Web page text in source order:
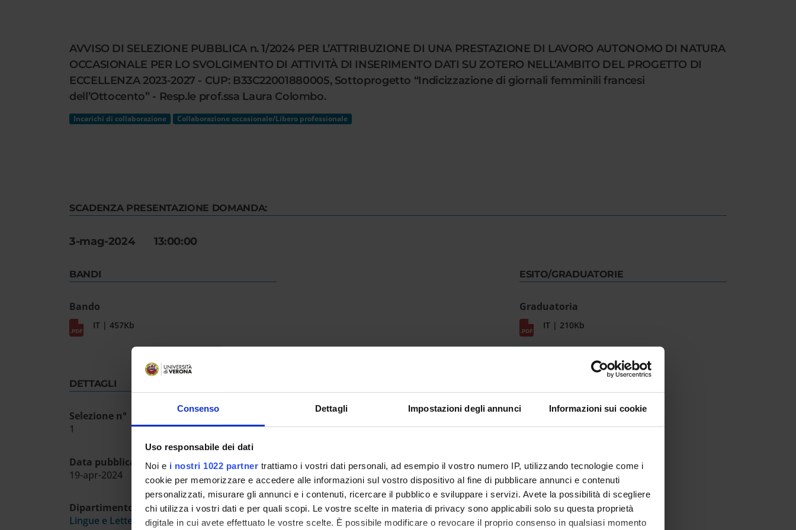
Consenso Dettagli Impostazioni degli annunci Informazioni sui cookie
Uso responsabile dei dati
Noi e i nostri 1022 partner trattiamo i vostri dati personali, ad esempio il vostro numero IP, utilizzando tecnologie come i
cookie per memorizzare e accedere alle informazioni sul vostro dispositivo al fine di pubblicare annunci e contenuti
personalizzati, misurare gli annunci e i contenuti, ricercare il pubblico e sviluppare i servizi. Avete la possibilità di scegliere
chi utilizza i vostri dati e per quali scopi. Le vostre scelte in materia di privacy sono applicabili solo su questa proprietà
digitale in cui avete effettuato le vostre scelte. È possibile modificare o revocare il proprio consenso in qualsiasi momento
AVVISO DI SELEZIONE PUBBLICA n. 1/2024 PER L’ATTRIBUZIONE DI UNA PRESTAZIONE DI LAVORO AUTONOMO DI NATURA
OCCASIONALE PER LO SVOLGIMENTO DI ATTIVITÀ DI INSERIMENTO DATI SU ZOTERO NELL’AMBITO DEL PROGETTO DI
ECCELLENZA 2023-2027 - CUP: B33C22001880005, Sottoprogetto “Indicizzazione di giornali femminili francesi
dell’Ottocento” - Resp.le prof.ssa Laura Colombo.
Incarichi di collaborazione Collaborazione occasionale/Libero professionale
SCADENZA PRESENTAZIONE DOMANDA:
3-mag-2024 13:00:00
BANDI
Bando
IT | 457Kb
DETTAGLI
Selezione n°
1
Data pubblicazione sull'albo ufficiale
19-apr-2024
Dipartimento
Lingue e Letterature Straniere
ESITO/GRADUATORIE
Graduatoria
IT | 210Kb